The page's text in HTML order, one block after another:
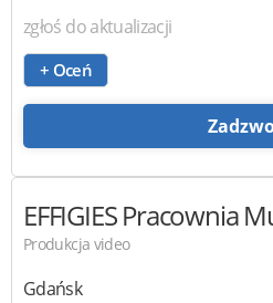
zgłoś do aktualizacji
+ Oceń
EFFIGIESPracownia
Produkcja video
Gdańsk